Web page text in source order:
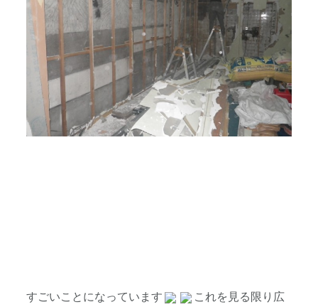
すごいことになっています
これを見る限り広